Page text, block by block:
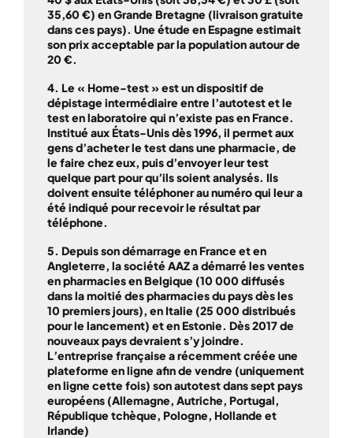
35,60 €) en Grande Bretagne (livraison gratuite
dans ces pays). Une étude en Espagne estimait
son prix acceptable par la population autour de
20 €.
4. Le « Home-test » est un dispositif de
dépistage intermédiaire entre l’autotest et le
test en laboratoire qui n’existe pas en France.
Institué aux États-Unis dès 1996, il permet aux
gens d’acheter le test dans une pharmacie, de
le faire chez eux, puis d’envoyer leur test
quelque part pour qu’ils soient analysés. Ils
doivent ensuite téléphoner au numéro qui leur a
été indiqué pour recevoir le résultat par
téléphone.
5. Depuis son démarrage en France et en
Angleterre, la société AAZ a démarré les ventes
en pharmacies en Belgique (10 000 diffusés
dans la moitié des pharmacies du pays dès les
10 premiers jours), en Italie (25 000 distribués
pour le lancement) et en Estonie. Dès 2017 de
nouveaux pays devraient s’y joindre.
L’entreprise française a récemment créée une
plateforme en ligne afin de vendre (uniquement
en ligne cette fois) son autotest dans sept pays
européens (Allemagne, Autriche, Portugal,
République tchèque, Pologne, Hollande et
Irlande)